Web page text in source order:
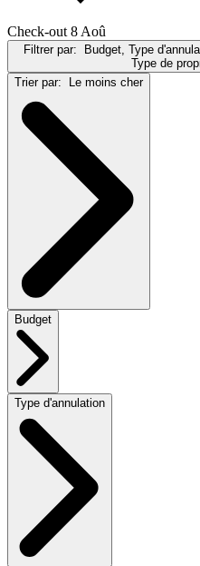
Check-out 8 Aoû
Filtrer par:
Budget, Type
Type de
Trier par:
Le moins cher
Budget
Type d'annulation